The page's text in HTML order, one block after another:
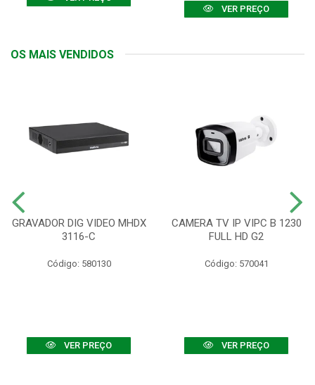
VER PREÇO
OS MAIS VENDIDOS
GRAVADOR DIG VIDEO MHDX
3116-C
Código: 580130
VER PREÇO
CAMERA TV IP VIPC B 1230
FULL HD G2
Código: 570041
VER PREÇO